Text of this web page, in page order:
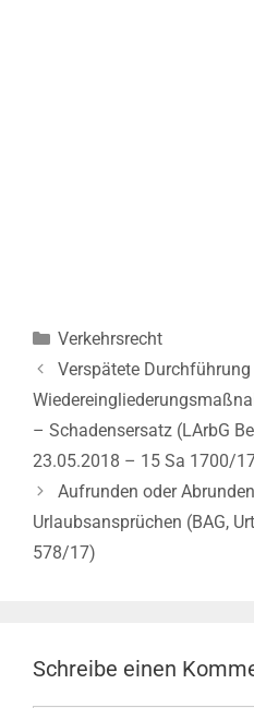
Kategorien
Verkehrsrecht
Beitrags-
Navigation
Verspätete Durchführung
– Schadensersatz (LArbG
23.05.2018 – 15 Sa 1700/
Aufrunden oder
Urlaubsansprüchen (BAG,
578/17)
Schreibe einen